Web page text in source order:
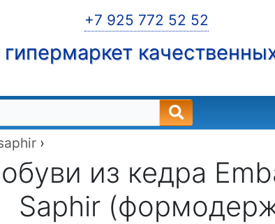
+7 925 772 52 52
›
из кедра
Saphir